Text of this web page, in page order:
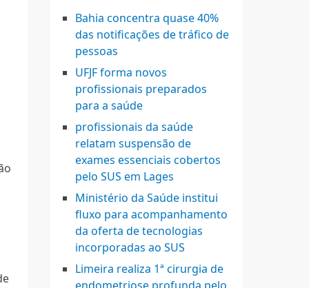
Bahia concentra quase 40%
das notificações de tráfico de
pessoas
UFJF forma novos
profissionais preparados
para a saúde
profissionais da saúde
relatam suspensão de
exames essenciais cobertos
pelo SUS em Lages
Ministério da Saúde institui
fluxo para acompanhamento
da oferta de tecnologias
incorporadas ao SUS
Limeira realiza 1ª cirurgia de